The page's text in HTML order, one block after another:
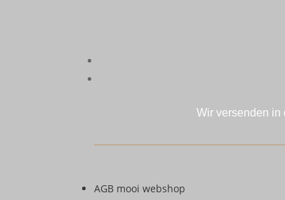
Wir versenden in
AGB mooi webshop